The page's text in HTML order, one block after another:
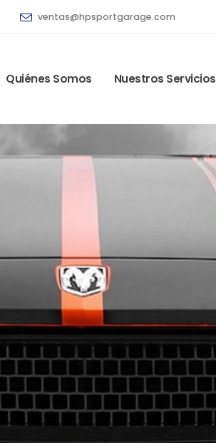
ventas@hpsportgarage.com
Quiénes Somos Nuestros Servicios